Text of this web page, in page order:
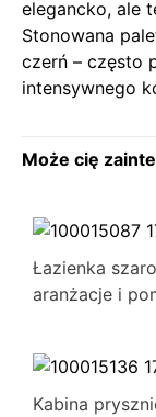
elegancko, ale
Stonowana
czerń – często
intensywnego
Może cię
Łazienka
aranżacje i
Kabina